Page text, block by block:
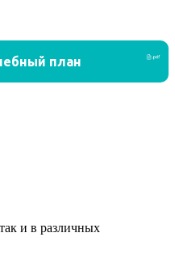
и в различных